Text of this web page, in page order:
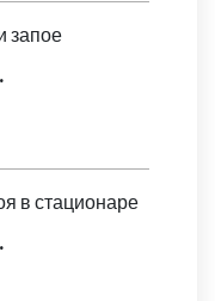
запое
в стационаре